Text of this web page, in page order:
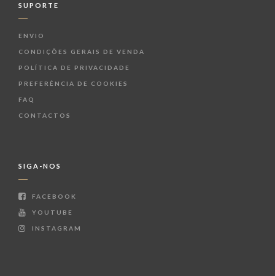
SUPORTE
ENVIO
CONDIÇÕES GERAIS DE VENDA
POLÍTICA DE PRIVACIDADE
PREFERÊNCIA DE COOKIES
FAQ
CONTACTOS
SIGA-NOS
FACEBOOK
YOUTUBE
INSTAGRAM